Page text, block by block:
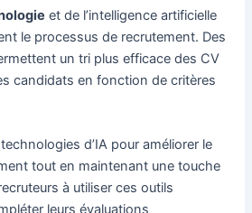
et de l’intelligence artificielle
le processus de recrutement. Des
un tri plus efficace des CV
candidats en fonction de critères
d’IA pour améliorer le
tout en maintenant une touche
à utiliser ces outils